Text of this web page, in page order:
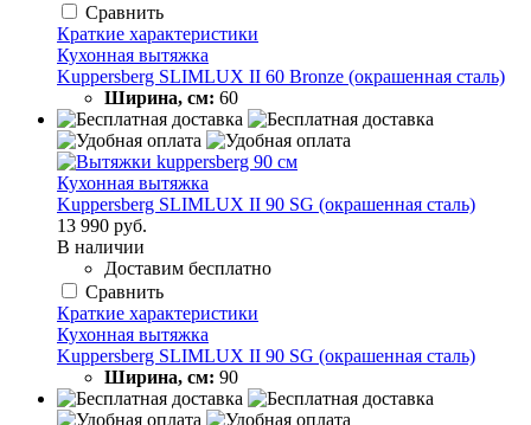
Сравнить
Краткие характеристики
Кухонная вытяжка
Kuppersberg SLIMLUX II 60 Bronze (окрашенная сталь)
Ширина, см: 60
Кухонная вытяжка
Kuppersberg SLIMLUX II 90 SG (окрашенная сталь)
13 990 руб.
В наличии
Доставим бесплатно
Сравнить
Краткие характеристики
Кухонная вытяжка
Kuppersberg SLIMLUX II 90 SG (окрашенная сталь)
Ширина, см: 90